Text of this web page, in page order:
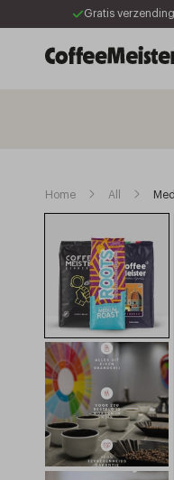
naar de
Gratis
Home All